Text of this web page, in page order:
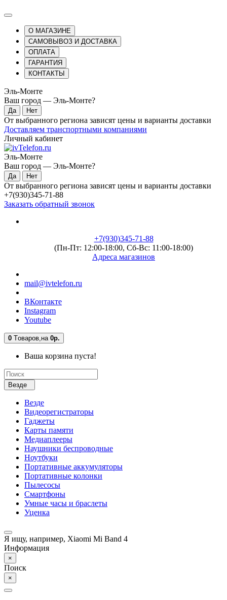
О МАГАЗИНЕ
САМОВЫВОЗ И ДОСТАВКА
ОПЛАТА
ГАРАНТИЯ
КОНТАКТЫ
Эль-Монте
Ваш город — Эль-Монте?
От выбранного региона зависят цены и варианты доставки
Доставляем транспортными компаниями
Личный кабинет
Эль-Монте
Ваш город — Эль-Монте?
От выбранного региона зависят цены и варианты доставки
+7(930)345-71-88
Заказать обратный звонок
+7(930)345-71-88
(Пн-Пт: 12:00-18:00, Сб-Вс: 11:00-18:00)
Адреса магазинов
mail@ivtelefon.ru
ВКонтакте
Instagram
Youtube
0 Tоваров,на 0р.
Ваша корзина пуста!
Везде
Везде
Видеорегистраторы
Гаджеты
Карты памяти
Медиаплееры
Наушники беспроводные
Ноутбуки
Портативные аккумуляторы
Портативные колонки
Пылесосы
Смартфоны
Умные часы и браслеты
Уценка
Я ищу, например, Xiaomi Mi Band 4
Информация
×
Поиск
×